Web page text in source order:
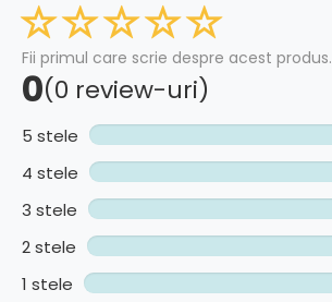
Fii primul care scrie despre acest produs.
0(0 review-uri)
5 stele
4 stele
3 stele
2 stele
1 stele